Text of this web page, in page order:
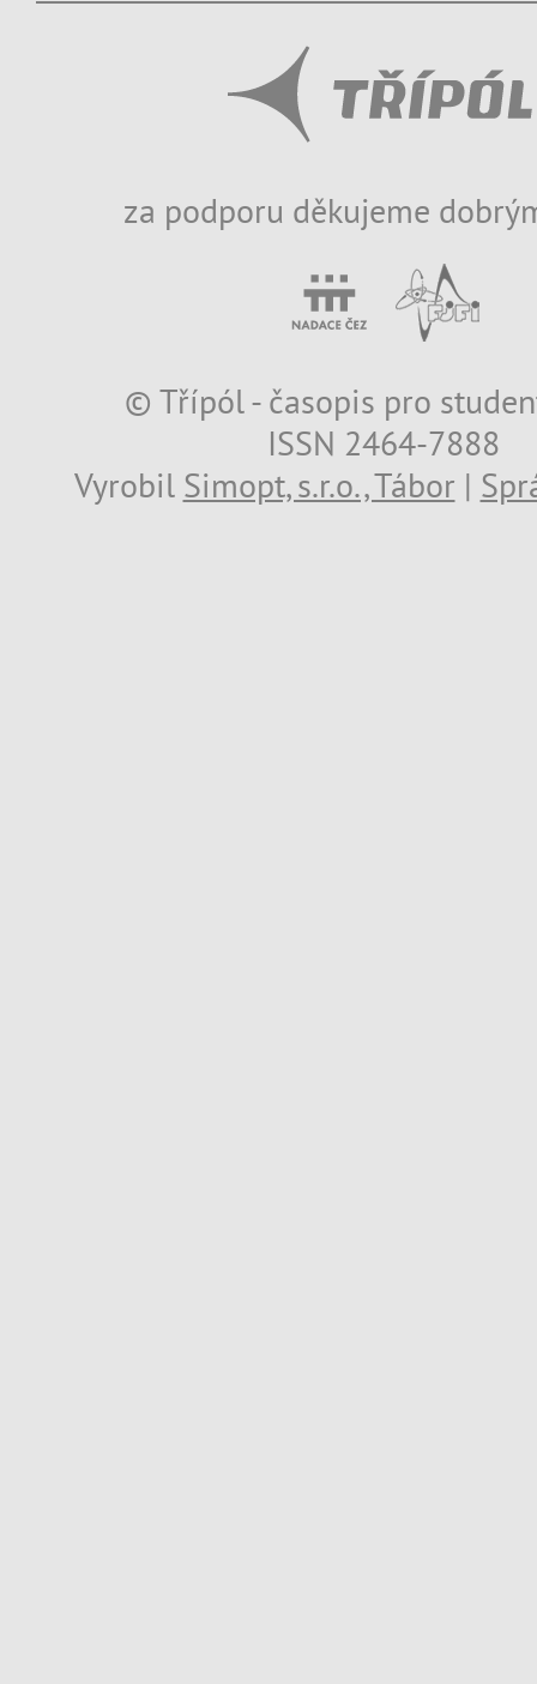
za podporu děkujeme
© Třípól - časopis pro
ISSN 2464-7888
Vyrobil Simopt, s.r.o., Tábor |